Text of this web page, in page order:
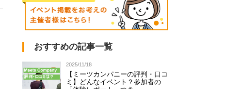
おすすめの記事一覧
2025/11/18
【ミーツカンパニーの評判・口コ
ミ】どんなイベント？参加者の